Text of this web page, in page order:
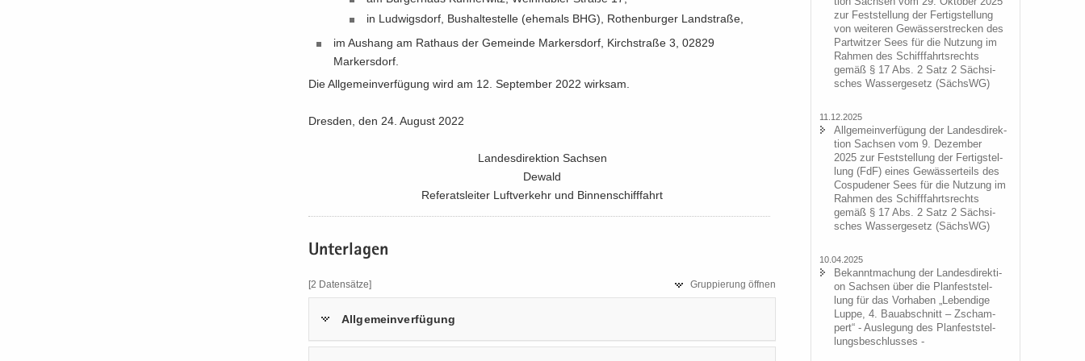
in Lud­wigs­dorf, Bus­hal­te­stel­le (ehe­mals BHG), Ro­then­bur­ger Land­stra­ße,
im Aus­hang am Rat­haus der Ge­mein­de Mar­kers­dorf, Kirch­stra­ße 3, 02829
Mar­kers­dorf.
Die All­ge­mein­ver­fü­gung wird am 12. Sep­tem­ber 2022 wirk­sam.
Dres­den, den 24. Au­gust 2022
Lan­des­di­rek­ti­on Sach­sen
De­wald
Re­fe­rats­lei­ter Luft­ver­kehr und Bin­nen­schiff­fahrt
Un­ter­la­gen
Grup­pie­rung öff­nen
[2 Da­ten­sät­ze]
All­ge­mein­ver­fü­gung
zur Fest­stel­lung der Fer­tig­stel­lung
von wei­te­ren Ge­wäs­ser­stre­cken des
Part­wit­zer Sees für die Nut­zung im
Rah­men des Schiff­fahrts­rechts
gemäß § 17 Abs. 2 Satz 2 Säch­si­
sches Was­ser­ge­setz (SächsWG)
11.12.2025
All­ge­mein­ver­fü­gung der Lan­des­di­rek­
ti­on Sach­sen vom 9. De­zem­ber
2025 zur Fest­stel­lung der Fer­tig­stel­
lung (FdF) eines Ge­wäs­ser­teils des
Cos­pu­de­ner Sees für die Nut­zung im
Rah­men des Schiff­fahrts­rechts
gemäß § 17 Abs. 2 Satz 2 Säch­si­
sches Was­ser­ge­setz (SächsWG)
10.04.2025
Be­kannt­ma­chung der Lan­des­di­rek­ti­
on Sach­sen über die Plan­fest­stel­
lung für das Vor­ha­ben „Le­ben­di­ge
Luppe, 4. Bau­ab­schnitt – Zscham­
pert“ - Aus­le­gung des Plan­fest­stel­
lungs­be­schlus­ses -